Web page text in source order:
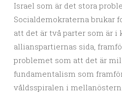
Israel som är det stora
Socialdemokraterna brukar
att det är två parter som är
allianspartiernas sida,
problemet som att det är
fundamentalism som
våldsspiralen i mellanöstern.